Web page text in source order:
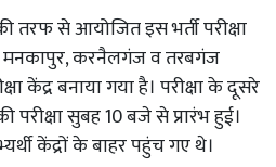
की तरफ से आयोजित इस भर्ती परीक्षा
करनैलगंज व तरबगंज
केंद्र बनाया गया है। परीक्षा के दूसरे
परीक्षा सुबह 10 बजे से प्रारंभ हुई।
केंद्रों के बाहर पहुंच गए थे।